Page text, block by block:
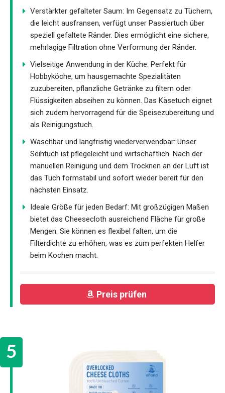
Verstärkter gefalteter Saum: Im Gegensatz zu Tüchern,
die leicht ausfransen, verfügt unser Passiertuch über
speziell gefaltete Ränder. Dies ermöglicht eine sichere,
mehrlagige Filtration ohne Verformung der Ränder.
Vielseitige Anwendung in der Küche: Perfekt für
Hobbyköche, um hausgemachte Spezialitäten
zuzubereiten, pflanzliche Getränke zu filtern oder
Flüssigkeiten abseihen zu können. Das Käsetuch eignet
sich zudem hervorragend für die Speisezubereitung und
als Reinigungstuch.
Waschbar und langfristig wiederverwendbar: Unser
Seihtuch ist pflegeleicht und wirtschaftlich. Nach der
manuellen Reinigung und dem Trocknen an der Luft ist
das Tuch formstabil und sofort wieder bereit für den
nächsten Einsatz.
Ideale Größe für jeden Bedarf: Mit großzügigen Maßen
bietet das Cheesecloth ausreichend Fläche für große
Mengen. Sie können es flexibel falten, um die
Filterdichte zu erhöhen, was es zum perfekten Helfer
beim Kochen macht.
Preis prüfen